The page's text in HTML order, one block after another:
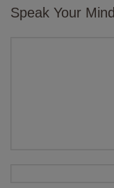
Speak Your Mind